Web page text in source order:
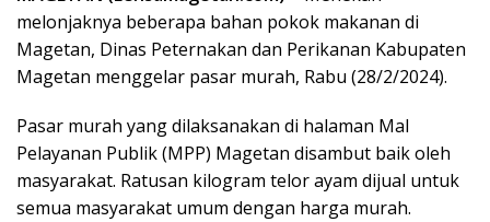
melonjaknya beberapa bahan pokok makanan di
Magetan, Dinas Peternakan dan Perikanan Kabupaten
Magetan menggelar pasar murah, Rabu (28/2/2024).
Pasar murah yang dilaksanakan di halaman Mal
Pelayanan Publik (MPP) Magetan disambut baik oleh
masyarakat. Ratusan kilogram telor ayam dijual untuk
semua masyarakat umum dengan harga murah.